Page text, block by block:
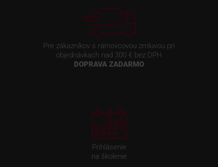
Pre zákazníkov s rámovcovou zmluvou pri
objednávkach nad 300 € bez DPH
DOPRAVA ZADARMO
Prihlásenie
na školenie